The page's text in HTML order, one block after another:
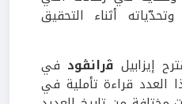
أثناء التحقيق
إيزابيل ﭬرانڨود في
العدد قراءة تأملية في